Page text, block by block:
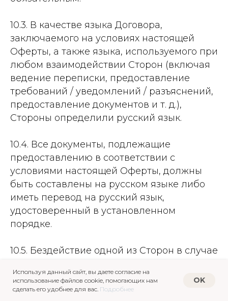
10.3. В качестве языка Договора,
заключаемого на условиях настоящей
Оферты, а также языка, используемого при
любом взаимодействии Сторон (включая
ведение переписки, предоставление
требований / уведомлений / разъяснений,
предоставление документов и т. д.),
Стороны определили русский язык.
10.4. Все документы, подлежащие
предоставлению в соответствии с
условиями настоящей Оферты, должны
быть составлены на русском языке либо
иметь перевод на русский язык,
удостоверенный в установленном
порядке.
10.5. Бездействие одной из Сторон в случае
лишает права заинтересованной Стороны
осуществлять защиту своих интересов
Используя данный сайт, вы даете согласие на
использование файлов cookie, помогающих нам
сделать его удобнее для вас. Подробнее
OK